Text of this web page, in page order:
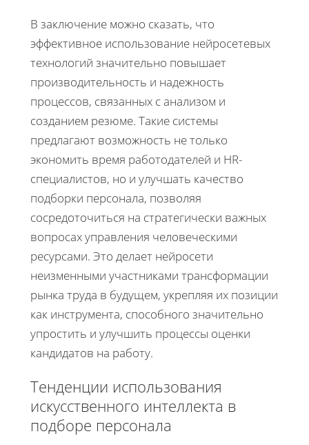
В заключение можно сказать, что
эффективное использование нейросетевых
технологий значительно повышает
производительность и надежность
процессов, связанных с анализом и
созданием резюме. Такие системы
предлагают возможность не только
экономить время работодателей и HR-
специалистов, но и улучшать качество
подборки персонала, позволяя
сосредоточиться на стратегически важных
вопросах управления человеческими
ресурсами. Это делает нейросети
неизменными участниками трансформации
рынка труда в будущем, укрепляя их позиции
как инструмента, способного значительно
упростить и улучшить процессы оценки
кандидатов на работу.
Тенденции использования
искусственного интеллекта в
подборе персонала